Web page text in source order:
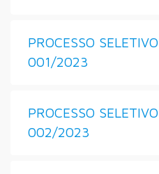
PROCESSO
001/2023
PROCESSO
002/2023